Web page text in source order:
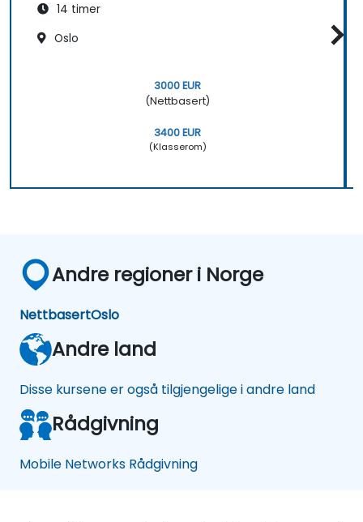
14 timer
Oslo
3000 EUR
(Nettbasert)
3400 EUR
(Klasserom)
Andre regioner i Norge
NettbasertOslo
Andre land
Disse kursene er også tilgjengelige i andre land
Rådgivning
Mobile Networks Rådgivning